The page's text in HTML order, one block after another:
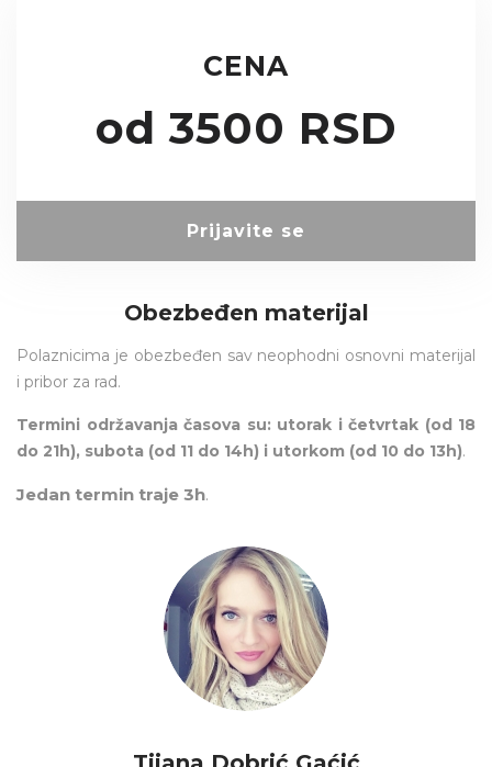
CENA
od 3500 RSD
Prijavite se
Obezbeđen materijal
Polaznicima je obezbeđen sav neophodni osnovni materijal
i pribor za rad.
Termini održavanja časova su: utorak i četvrtak (od 18
do 21h), subota (od 11 do 14h) i utorkom (od 10 do 13h).
Jedan termin traje 3h.